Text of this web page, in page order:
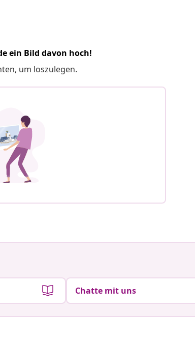
ein Bild davon hoch!
um loszulegen.
Chatte mit uns